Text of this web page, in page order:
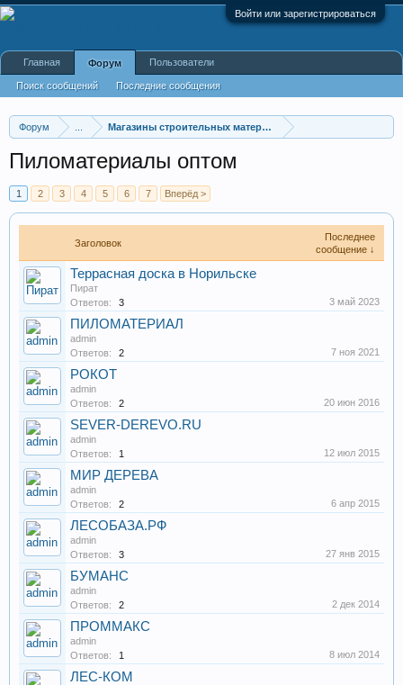
Войти или зарегистрироваться
Форум Магазины строительных материалов
Пиломатериалы оптом
1 2 3 4 5 6 7 Вперёд >
Заголовок
Последнее
сообщение ↓
Террасная доска в Норильске
Пират
Ответов:
3 3 май 2023
ПИЛОМАТЕРИАЛ
admin
Ответов:
2 7 ноя 2021
РОКОТ
admin
Ответов:
2 20 июн 2016
SEVER-DEREVO.RU
admin
Ответов:
1 12 июл 2015
МИР ДЕРЕВА
admin
Ответов:
2 6 апр 2015
ЛЕСОБАЗА.РФ
admin
Ответов:
3 27 янв 2015
БУМАНС
admin
Ответов:
2 2 дек 2014
ПРОММАКС
admin
Ответов:
1 8 июл 2014
ЛЕС-КОМ
Главная Форум
Поиск сообщений Последние сообщения
Пользователи